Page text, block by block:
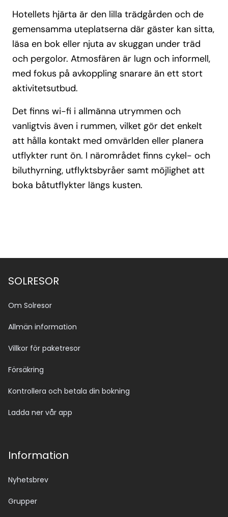
Hotellets hjärta är den lilla trädgården och de
gemensamma uteplatserna där gäster kan sitta,
läsa en bok eller njuta av skuggan under träd
och pergolor. Atmosfären är lugn och informell,
med fokus på avkoppling snarare än ett stort
aktivitetsutbud.
Det finns wi-fi i allmänna utrymmen och
vanligtvis även i rummen, vilket gör det enkelt
att hålla kontakt med omvärlden eller planera
utflykter runt ön. I närområdet finns cykel- och
biluthyrning, utflyktsbyråer samt möjlighet att
boka båtutflykter längs kusten.
SOLRESOR
Om Solresor
Allmän information
Villkor för paketresor
Försäkring
Kontrollera och betala din bokning
Ladda ner vår app
Information
Nyhetsbrev
Grupper